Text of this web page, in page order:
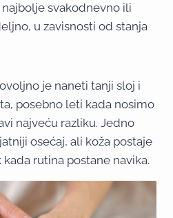
svakodnevno ili
u zavisnosti od stanja
je naneti tanji sloj i
posebno leti kada nosimo
najveću razliku. Jedno
osećaj, ali koža postaje
rutina postane navika.